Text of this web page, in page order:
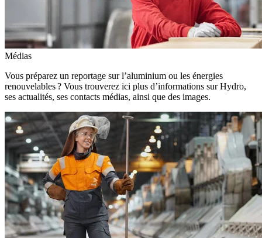
Médias
Vous préparez un reportage sur l’aluminium ou les énergies
renouvelables ? Vous trouverez ici plus d’informations sur Hydro,
ses actualités, ses contacts médias, ainsi que des images.